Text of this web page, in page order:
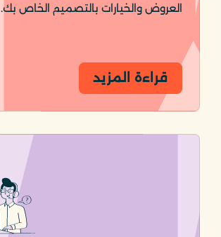
العروض والخيارات بالتصميم الخاص بك.
قراءة المزيد